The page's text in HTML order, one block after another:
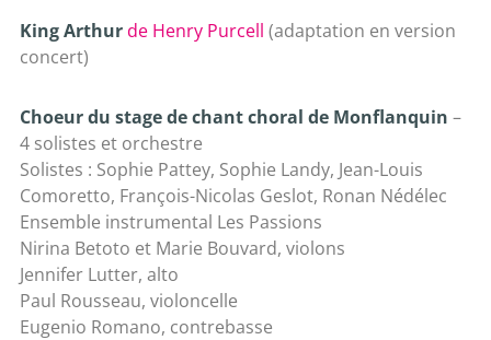
King Arthurde Henry Purcell (adaptation en version
concert)
Choeur du stage de chant choral de Monflanquin –
4 solistes et orchestre
Solistes : Sophie Pattey, Sophie Landy, Jean-Louis
Comoretto, François-Nicolas Geslot, Ronan Nédélec
Ensemble instrumental Les Passions
Nirina Betoto et Marie Bouvard, violons
Jennifer Lutter, alto
Paul Rousseau, violoncelle
Eugenio Romano, contrebasse